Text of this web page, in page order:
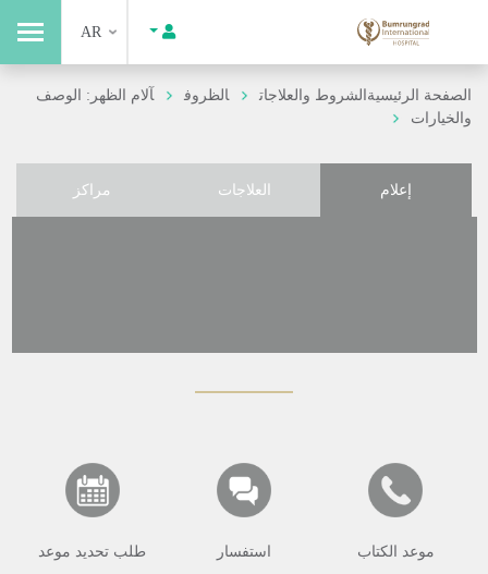
AR
الصفحة الرئيسيةالشروط والعلاجات الظروف
آلام الظهر: الوصف
والخيارات
إعلام العلاجات مراكز
موعد الكتاب استفسار طلب تحديد موعد